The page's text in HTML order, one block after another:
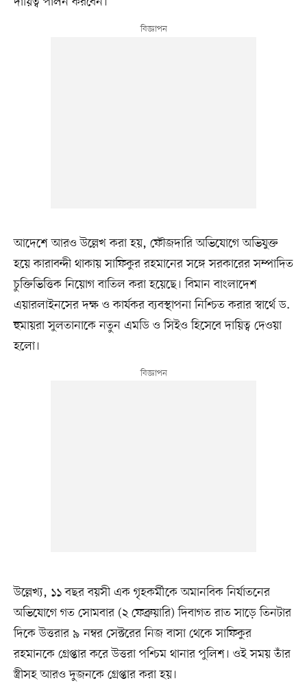
আদেশে আরও উল্লেখ করা হয়, ফৌজদারি অভিযোগে অভিযুক্ত
হয়ে কারাবন্দী থাকায় সাফিকুর রহমানের সঙ্গে সরকারের সম্পাদিত
চুক্তিভিত্তিক নিয়োগ বাতিল করা হয়েছে। বিমান বাংলাদেশ
এয়ারলাইনসের দক্ষ ও কার্যকর ব্যবস্থাপনা নিশ্চিত করার স্বার্থে ড.
হুমায়রা সুলতানাকে নতুন এমডি ও সিইও হিসেবে দায়িত্ব দেওয়া
হলো।
উল্লেখ্য, ১১ বছর বয়সী এক গৃহকর্মীকে অমানবিক নির্যাতনের
অভিযোগে গত সোমবার (২ ফেব্রুয়ারি) দিবাগত রাত সাড়ে তিনটার
দিকে উত্তরার ৯ নম্বর সেক্টরের নিজ বাসা থেকে সাফিকুর
রহমানকে গ্রেপ্তার করে উত্তরা পশ্চিম থানার পুলিশ। ওই সময় তাঁর
স্ত্রীসহ আরও দুজনকে গ্রেপ্তার করা হয়।